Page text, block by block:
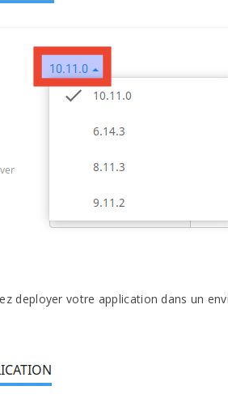
deployer votre application dans un